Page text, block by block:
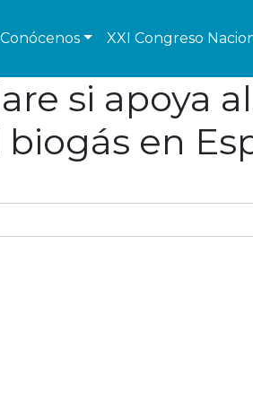
Conócenos XXI Congreso
si apoya
en